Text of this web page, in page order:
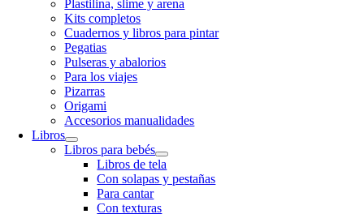
Plastilina, slime y arena
Kits completos
Cuadernos y libros para pintar
Pegatias
Pulseras y abalorios
Para los viajes
Pizarras
Origami
Accesorios manualidades
Libros
Libros para bebés
Libros de tela
Con solapas y pestañas
Para cantar
Con texturas